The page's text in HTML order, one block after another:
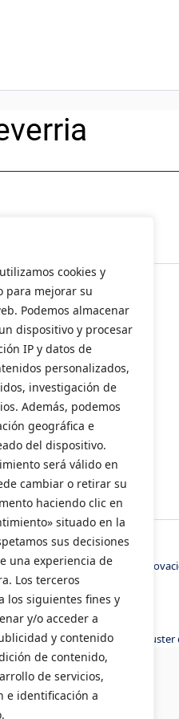
utilizamos cookies y
para mejorar su
Podemos almacenar
dispositivo y procesar
IP y datos de
personalizados,
investigación de
Además, podemos
geográfica e
del dispositivo.
será válido en
cambiar o retirar su
haciendo clic en
situado en la
sus decisiones
una experiencia de
Los terceros
los siguientes fines y
y/o acceder a
y contenido
de contenido,
de servicios,
e identificación a
2. 46440,
por la Consellería de
20)
©2024 AVIA,